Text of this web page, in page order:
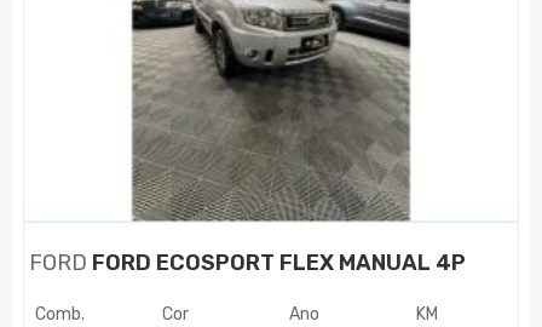
FORD FORD ECOSPORT FLEX MANUAL 4P
Comb. Cor Ano KM